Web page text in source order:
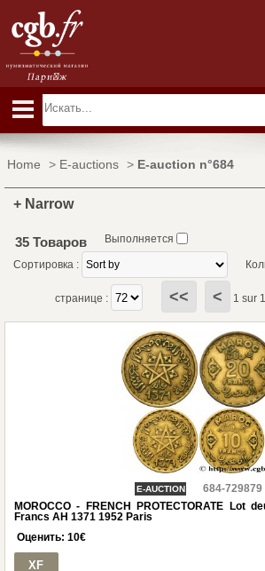
Home > E-auctions > E-auction n°684
+ Narrow
35 Товаров Выполняется
Сортировка :
странице : << < 1 sur 1
E-AUCTION
684-729879
MOROCCO - FRENCH PROTECTORATE Lot
Francs AH 1371 1952 Paris
Оценить: 10€
XF